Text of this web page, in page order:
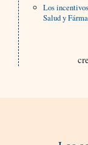
Los
Salud y